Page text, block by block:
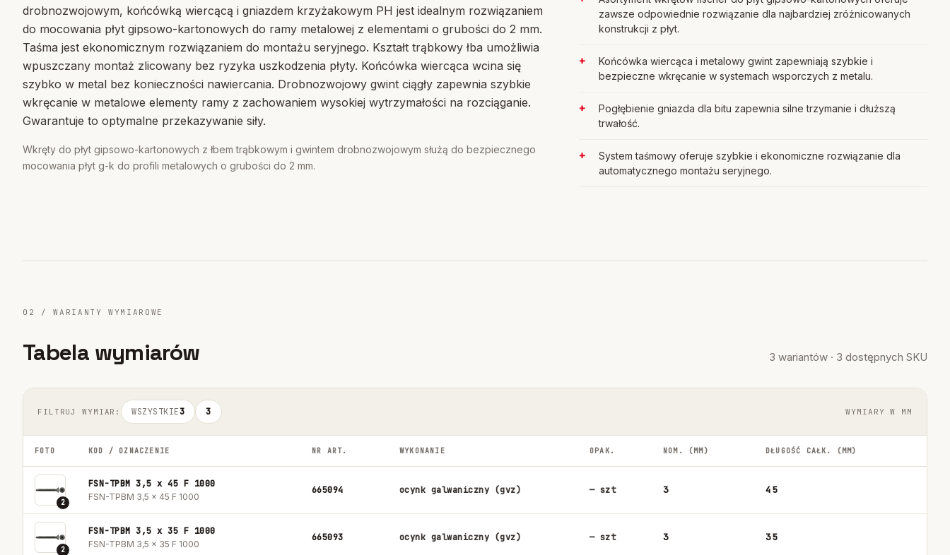
drobnozwojowym, końcówką wiercącą i gniazdem krzyżakowym PH jest idealnym rozwiązaniem
do mocowania płyt gipsowo-kartonowych do ramy metalowej z elementami o grubości do 2 mm.
Taśma jest ekonomicznym rozwiązaniem do montażu seryjnego. Kształt trąbkowy łba umożliwia
wpuszczany montaż zlicowany bez ryzyka uszkodzenia płyty. Końcówka wiercąca wcina się
szybko w metal bez konieczności nawiercania. Drobnozwojowy gwint ciągły zapewnia szybkie
wkręcanie w metalowe elementy ramy z zachowaniem wysokiej wytrzymałości na rozciąganie.
Gwarantuje to optymalne przekazywanie siły.
Wkręty do płyt gipsowo-kartonowych z łbem trąbkowym i gwintem drobnozwojowym służą do bezpiecznego
mocowania płyt g-k do profili metalowych o grubości do 2 mm.
zawsze odpowiednie rozwiązanie dla najbardziej zróżnicowanych
konstrukcji z płyt.
Końcówka wiercąca i metalowy gwint zapewniają szybkie i
bezpieczne wkręcanie w systemach wsporczych z metalu.
Pogłębienie gniazda dla bitu zapewnia silne trzymanie i dłuższą
trwałość.
System taśmowy oferuje szybkie i ekonomiczne rozwiązanie dla
automatycznego montażu seryjnego.
02 / WARIANTY WYMIAROWE
Tabela wymiarów 3 wariantów · 3 dostępnych SKU
FILTRUJ WYMIAR: WSZYSTKIE3 3 WYMIARY W MM
FOTO KOD / OZNACZENIE NR ART. WYKONANIE OPAK. NOM. (MM) DŁUGOŚĆ CAŁK. (MM)
2
FSN-TPBM 3,5 x 45 F 1000
FSN-TPBM 3,5 x 45 F 1000
665094 ocynk galwaniczny (gvz) — szt 3 45
2
FSN-TPBM 3,5 x 35 F 1000
FSN-TPBM 3,5 x 35 F 1000
665093 ocynk galwaniczny (gvz) — szt 3 35